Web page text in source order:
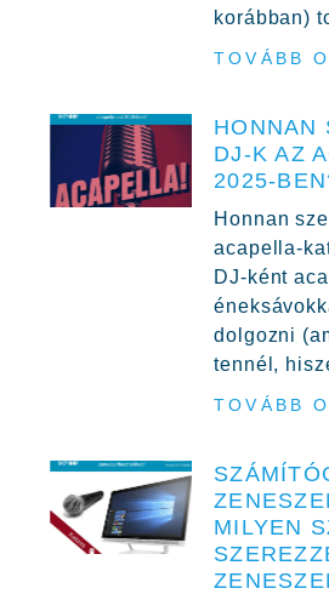
korábban)
TOVÁBB
HONNAN
DJ-K AZ
2025-
Honnan
acapella-
DJ-ként
dolgozni
tennél,
TOVÁBB
MILYEN